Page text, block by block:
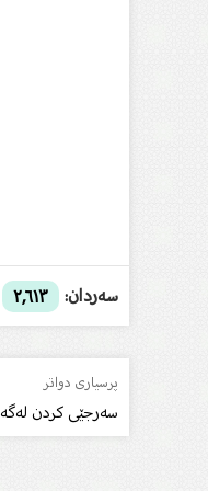
سەردان: ٢,٦١٣
پرسیاری دواتر
سەرجێی کردن